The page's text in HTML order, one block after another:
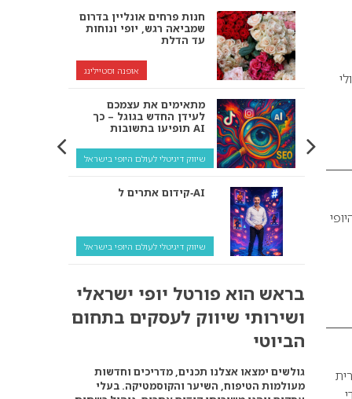
חנות פרחים אונליין בדרום
שמביאה רגש, יופי ונוחות
עד הדלת
אופנה וסטיילינג
מתאימים את עצמכם
לעידן החדש בגוגל – כך
תופיעו בתשובות AI
שיווק דיגיטלי לעולם היופי בישראל
קידום אתרים ל‑AI
שיווק דיגיטלי לעולם היופי בישראל
ולמה העסק שלך צריך
להתאים את עצמו אליהם?
קידום ל‑AI לעומת קידום
רגיל: איפה הכסף נמצא
באמת?
בראש הוא פורטל יופי ישראלי
ושירותי שיווק לעסקים בתחום
הביוטי
גולשים ימצאו אצלנו תכנים, מדריכים וחדשות
מעולמות הטיפוח, השיער והקוסמטיקה. בעלי